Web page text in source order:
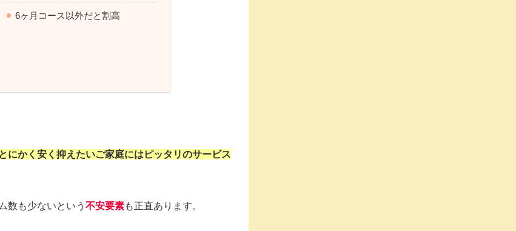
6ヶ月コース以外だと割高
にかく安く抑えたいご家庭にはピッタリのサービス
数も少ないという 不安要素も正直あります。